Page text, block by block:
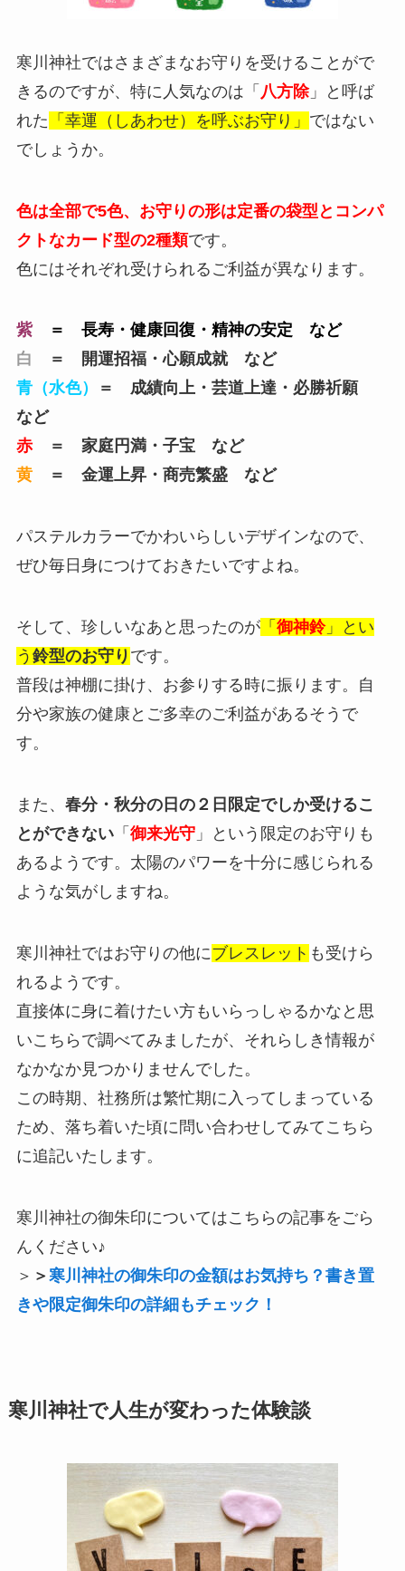
寒川神社ではさまざまなお守りを受けることがで
きるのですが、特に人気なのは「 八方除」と呼ば
れた 「幸運（しあわせ）を呼ぶお守り」 ではない
でしょうか。
色は全部で5色、お守りの形は定番の袋型とコンパ
クトなカード型の2種類です。
色にはそれぞれ受けられるご利益が異なります。
紫＝ 長寿・健康回復・精神の安定 など
白 ＝ 開運招福・心願成就 など
青（水色）
＝ 成績向上・芸道上達・必勝祈願
など
赤＝ 家庭円満・子宝 など
黄＝ 金運上昇・商売繁盛 など
パステルカラーでかわいらしいデザインなので、
ぜひ毎日身につけておきたいですよね。
そして、珍しいなあと思ったのが「 御神鈴」とい
う 鈴型のお守り です。
普段は神棚に掛け、お参りする時に振ります。自
分や家族の健康とご多幸のご利益があるそうで
す。
また、 春分・秋分の日の２日限定でしか受けるこ
とができない「 御来光守」という限定のお守りも
あるようです。太陽のパワーを十分に感じられる
ような気がしますね。
寒川神社ではお守りの他にブレスレット も受けら
れるようです。
直接体に身に着けたい方もいらっしゃるかなと思
いこちらで調べてみましたが、それらしき情報が
なかなか見つかりませんでした。
この時期、社務所は繁忙期に入ってしまっている
ため、落ち着いた頃に問い合わせしてみてこちら
に追記いたします。
寒川神社の御朱印についてはこちらの記事をごら
んください♪
＞ ＞ 寒川神社の御朱印の金額はお気持ち？書き置
きや限定御朱印の詳細もチェック！
寒川神社で人生が変わった体験談